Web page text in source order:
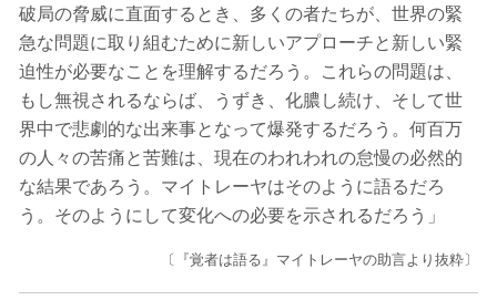
破局の脅威に直面するとき、多くの者たちが、世界の緊
急な問題に取り組むために新しいアプローチと新しい緊
迫性が必要なことを理解するだろう。これらの問題は、
もし無視されるならば、うずき、化膿し続け、そして世
界中で悲劇的な出来事となって爆発するだろう。何百万
の人々の苦痛と苦難は、現在のわれわれの怠慢の必然的
な結果であろう。マイトレーヤはそのように語るだろ
う。そのようにして変化への必要を示されるだろう」
〔『覚者は語る』マイトレーヤの助言より抜粋〕